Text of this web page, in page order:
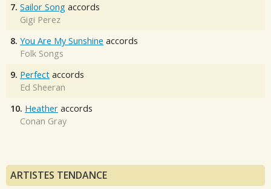
7. Sailor Song accords
Gigi Perez
8. You Are My Sunshine accords
Folk Songs
9. Perfect accords
Ed Sheeran
10. Heather accords
Conan Gray
ARTISTES TENDANCE